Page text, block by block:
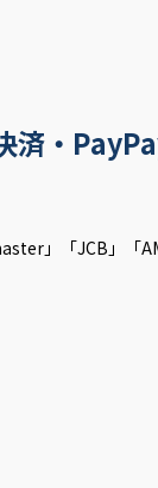
済・
」「JCB」「